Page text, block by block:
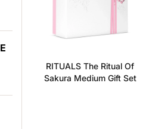
RITUALS The Ritual Of
Sakura Medium Gift Set